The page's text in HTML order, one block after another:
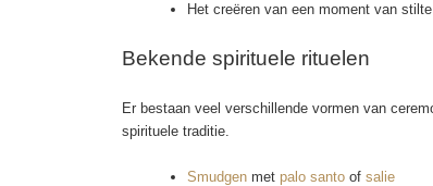
Het creëren van een moment van
Bekende spirituele rituelen
Er bestaan veel verschillende vormen van
spirituele traditie.
Smudgen met palo santoof salie